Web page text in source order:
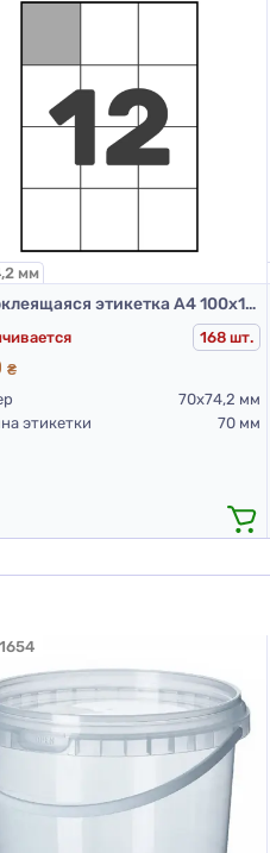
мм
Самоклеящаяся этикетка А4 100х12 (70х74,2)
168 шт.
₴
70х74,2 мм
этикетки
70 мм
1654